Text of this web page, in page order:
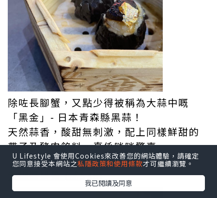
U Lifestyle 會使用Cookies來改善您的網站體驗，請確定
您同意接受本網站之私隱政策和使用條款才可繼續瀏覽。
我已閱讀及同意
除咗長腳蟹，又點少得被稱為大蒜中嘅
「黑金」- 日本青森縣黑蒜！
天然蒜香，酸甜無刺激，配上同樣鮮甜的
帶子及豬肉餡料，真係啖啖驚喜
黃椒醬排骨 (💰$38)